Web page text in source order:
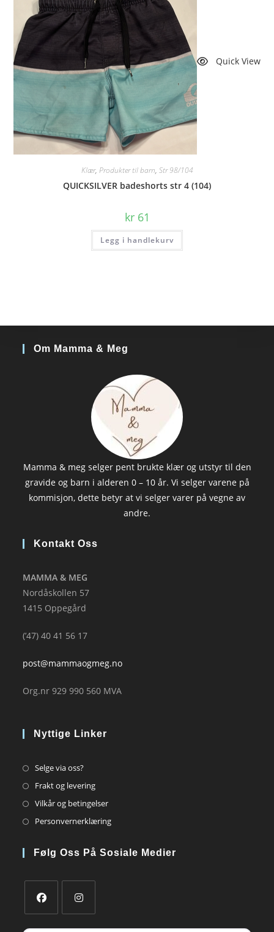
Quick View
Klær, Produkter til barn, Str 98/104
QUICKSILVER badeshorts str 4 (104)
kr61
Legg i handlekurv
Om Mamma & Meg
Mamma & meg selger pent brukte klær og utstyr til den
gravide og barn i alderen 0 – 10 år. Vi selger varene på
kommisjon, dette betyr at vi selger varer på vegne av
andre.
Kontakt Oss
MAMMA & MEG
Nordåskollen 57
1415 Oppegård
(’47) 40 41 56 17
post@mammaogmeg.no
Org.nr 929 990 560 MVA
Nyttige Linker
Selge via oss?Opens
in
tab
Frakt og leveringOpens
in
tab
Vilkår og betingelserOpens
in
new
PersonvernerklæringOpens
a
Følg Oss På Sosiale Medier